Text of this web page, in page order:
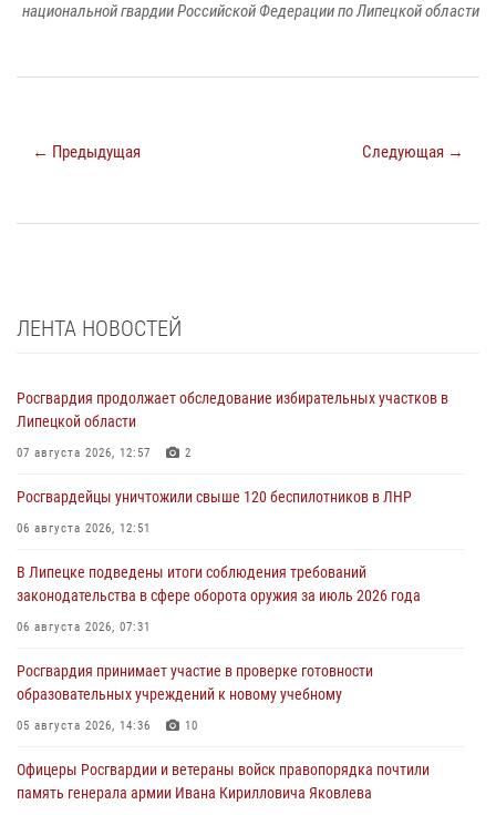
национальной гвардии Российской Федерации по Липецкой области
← Предыдущая Следующая →
ЛЕНТА НОВОСТЕЙ
Росгвардия продолжает обследование избирательных участков в
Липецкой области
07 августа 2026, 12:57 2
Росгвардейцы уничтожили свыше 120 беспилотников в ЛНР
06 августа 2026, 12:51
В Липецке подведены итоги соблюдения требований
законодательства в сфере оборота оружия за июль 2026 года
06 августа 2026, 07:31
Росгвардия принимает участие в проверке готовности
образовательных учреждений к новому учебному
05 августа 2026, 14:36 10
Офицеры Росгвардии и ветераны войск правопорядка почтили
память генерала армии Ивана Кирилловича Яковлева